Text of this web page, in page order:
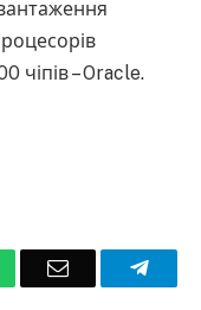
чіпів – Oracle.
Email